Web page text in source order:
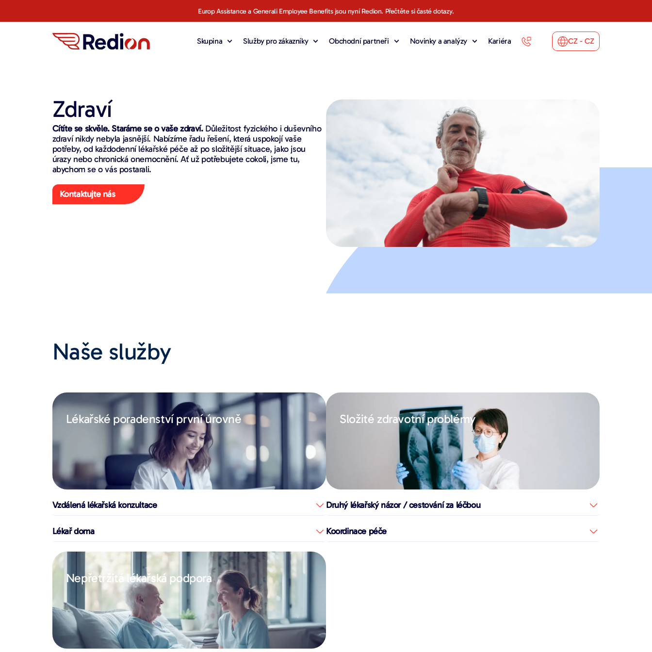
Europ Assistance a Generali Employee Benefits jsou nyní Redion. Přečtěte si časté dotazy.
Skupina Služby pro zákazníky Obchodní partneři Novinky a analýzy Kariéra CZ - CZ
Zdraví
Cítíte se skvěle. Staráme se o vaše zdraví.Důležitost fyzického i duševního
zdraví nikdy nebyla jasnější. Nabízíme řadu řešení, která uspokojí vaše
potřeby, od každodenní lékařské péče až po složitější situace, jako jsou
úrazy nebo chronická onemocnění. Ať už potřebujete cokoli, jsme tu,
abychom se o vás postarali.
Kontaktujte nás
Naše služby
Lékařské poradenství první úrovně
Vzdálená lékařská konzultace
Lékař doma
Složité zdravotní problémy
Druhý lékařský názor / cestování za léčbou
Koordinace péče
Nepřetržitá lékařská podpora